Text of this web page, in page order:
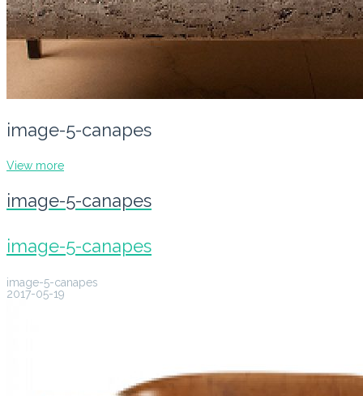
image-5-canapes
View more
image-5-canapes
image-5-canapes
image-5-canapes
2017-05-19